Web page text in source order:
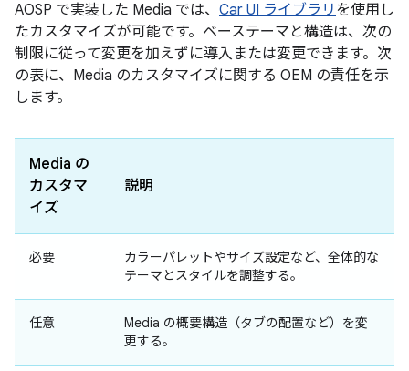
AOSP で実装した Media では、 Car UI ライブラリ を使用し
たカスタマイズが可能です。ベーステーマと構造は、次の
制限に従って変更を加えずに導入または変更できます。次
の表に、Media のカスタマイズに関する OEM の責任を示
します。
Media の
カスタマ
イズ
説明
必要
カラーパレットやサイズ設定など、全体的な
テーマとスタイルを調整する。
任意
Media の概要構造（タブの配置など）を変
更する。